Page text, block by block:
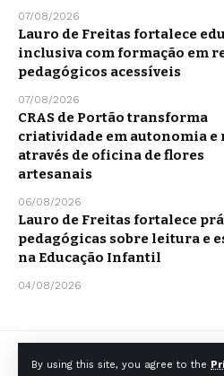
By using this site, you agree to the
07/08/2026
Lauro de Freitas fortalece
inclusiva com formação em
pedagógicos acessíveis
07/08/2026
CRAS de Portão transforma
criatividade em autonomia e
através de oficina de flores
artesanais
06/08/2026
Lauro de Freitas fortalece
pedagógicas sobre leitura e
na Educação Infantil
04/08/2026